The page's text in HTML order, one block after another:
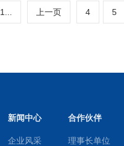
1... 上一页 4 5
新闻中心
企业风采
合作伙伴
理事长单位